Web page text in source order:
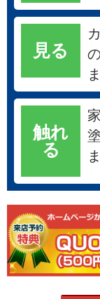
見る
触れ
る